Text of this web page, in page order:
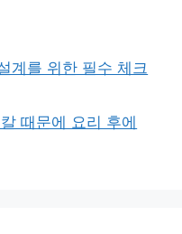
계를 위한 필수 체크
때문에 요리 후에